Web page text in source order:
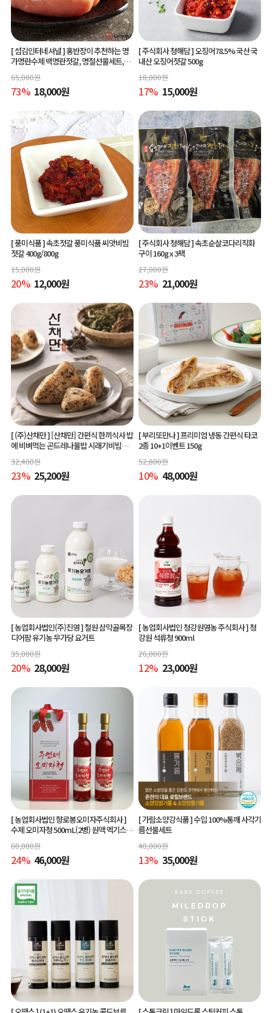
[ 섬김인터네셔널 ]홍반장이 추천하는 명
가명란수제 백명란젓갈, 명절선물세트,공
65,000원
73% 18,000원
[ 주식회사 청해담 ]오징어78.5% 국산 국
내산 오징어젓갈 500g
18,000원
17% 15,000원
[ 풍미식품 ]속초젓갈 풍미식품 씨앗비빔
젓갈 400g/800g
15,000원
20% 12,000원
[ 주식회사 청해담 ]속초순살코다리직화
구이 160g x 3팩
27,000원
23% 21,000원
[ (주)산채만 ][산채만] 간편식 한끼식사 밥
에 비벼먹는 곤드레나물밥 시래기비빔밥
32,400원
23% 25,200원
[ 부리또만나 ]프리미엄 냉동 간편식 타코
2종 10+1이벤트 150g
52,800원
10% 48,000원
[ 농업회사법인(주)진영 ]철원 삼막골목장
디어팜 유기농 무가당 요거트
35,000원
20% 28,000원
[ 농업회사법인 청강원영농 주식회사 ]청
강원 석류청 900ml
26,000원
12% 23,000원
[ 농업회사법인 향로봉오미자주식회사 ]
수제 오미자청 500mL(2병) 원액 엑기스l
[주연네 오미자]
60,000원
24% 46,000원
[ 가람소양강식품 ]수입 100%통깨 사각기
름선물세트
40,000원
13% 35,000원